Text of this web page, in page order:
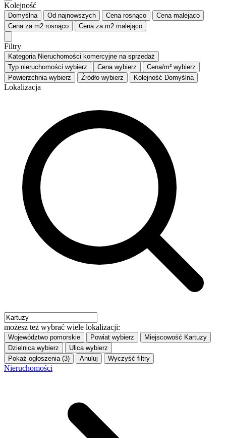
Kolejność
Domyślna Od najnowszych Cenarosnąco Cenamalejąco
Cena za m2 rosnąco Cena za m2 malejąco
Filtry
Kategoria Nieruchomości komercyjne na sprzedaż
Typ nieruchomości wybierz Cena wybierz Cena/m² wybierz
Powierzchnia wybierz Źródło wybierz Kolejność Domyślna
Lokalizacja
możesz też wybrać wiele lokalizacji:
Województwo pomorskie Powiat wybierz Miejscowość Kartuzy
Dzielnica wybierz Ulica wybierz
Pokaż ogłoszenia (3)
Anuluj Wyczyść filtry
Nieruchomości